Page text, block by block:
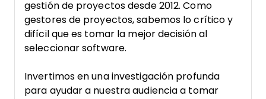
gestión de proyectos desde 2012. Como
gestores de proyectos, sabemos lo crítico y
difícil que es tomar la mejor decisión al
seleccionar software.
Invertimos en una investigación profunda
para ayudar a nuestra audiencia a tomar